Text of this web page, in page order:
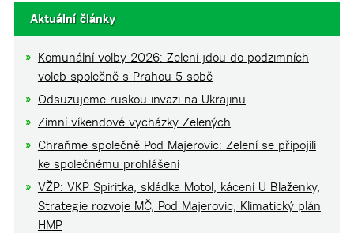
Aktuální články
Komunální volby 2026: Zelení jdou do podzimních
voleb společně s Prahou 5 sobě
Odsuzujeme ruskou invazi na Ukrajinu
Zimní víkendové vycházky Zelených
Chraňme společně Pod Majerovic: Zelení se připojili
ke společnému prohlášení
VŽP: VKP Spiritka, skládka Motol, kácení U Blaženky,
Strategie rozvoje MČ, Pod Majerovic, Klimatický plán
HMP